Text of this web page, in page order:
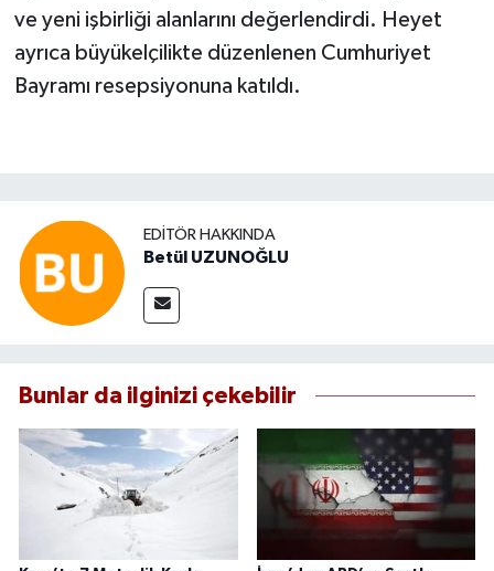
ve yeni işbirliği alanlarını değerlendirdi. Heyet
ayrıca büyükelçilikte düzenlenen Cumhuriyet
Bayramı resepsiyonuna katıldı.
EDITÖR HAKKINDA
Betül UZUNOĞLU
Bunlar da ilginizi çekebilir